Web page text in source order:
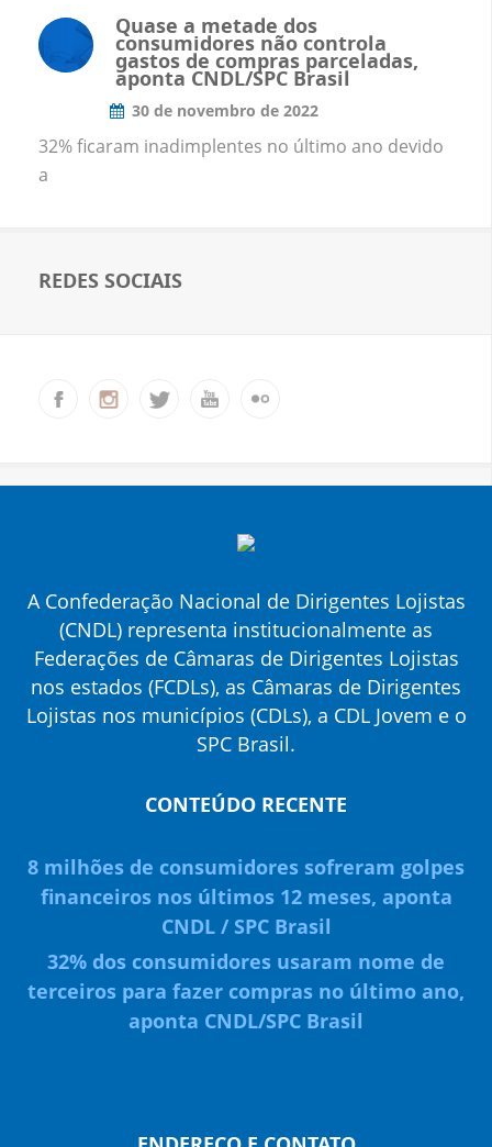
Quase a metade dos
consumidores não controla
gastos de compras parceladas,
aponta CNDL/SPC Brasil
30 de novembro de 2022
32% ficaram inadimplentes no último ano devido
a
REDES SOCIAIS
A Confederação Nacional de Dirigentes Lojistas
(CNDL) representa institucionalmente as
Federações de Câmaras de Dirigentes Lojistas
nos estados (FCDLs), as Câmaras de Dirigentes
Lojistas nos municípios (CDLs), a CDL Jovem e o
SPC Brasil.
CONTEÚDO RECENTE
8 milhões de consumidores sofreram golpes
financeiros nos últimos 12 meses, aponta
CNDL / SPC Brasil
32% dos consumidores usaram nome de
terceiros para fazer compras no último ano,
aponta CNDL/SPC Brasil